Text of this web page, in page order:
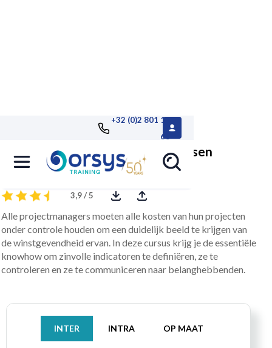
+32 (0)2 801 13
68
Projectkosten en -risico's beheersen
3,9 / 5
Alle projectmanagers moeten alle kosten van hun projecten
onder controle houden om een duidelijk beeld te krijgen van
de winstgevendheid ervan. In deze cursus krijg je de essentiële
knowhow om zinvolle indicatoren te definiëren, ze te
controleren en ze te communiceren naar belanghebbenden.
INTER INTRA OP MAAT